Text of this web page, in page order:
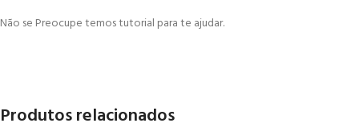
Não se Preocupe temos tutorial para te ajudar.
Produtos relacionados